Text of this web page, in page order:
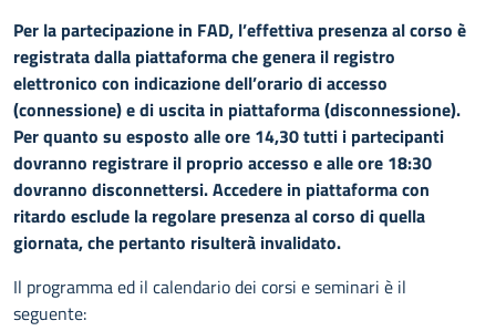
Per la partecipazione in FAD, l’effettiva presenza al corso è
registrata dalla piattaforma che genera il registro
elettronico con indicazione dell’orario di accesso
(connessione) e di uscita in piattaforma (disconnessione).
Per quanto su esposto alle ore 14,30 tutti i partecipanti
dovranno registrare il proprio accesso e alle ore 18:30
dovranno disconnettersi. Accedere in piattaforma con
ritardo esclude la regolare presenza al corso di quella
giornata, che pertanto risulterà invalidato.
Il programma ed il calendario dei corsi e seminari è il
seguente: